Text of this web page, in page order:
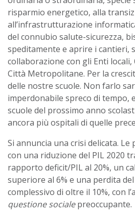
risparmio energetico, alla
all’infrastrutturazione
del connubio salute-sicurezza,
speditamente e aprire i cantieri,
collaborazione con gli Enti locali,
Città Metropolitane. Per la
delle nostre scuole. Non farlo
imperdonabile spreco di tempo,
scuole del prossimo anno
ancora più ospitali di quelle
Si annuncia una crisi delicata. Le
con una riduzione del PIL 2020
rapporto deficit/PIL al 20%, un
superiore al 6% e una perdita
complessivo di oltre il 10%, con
questione socialepreoccupante.